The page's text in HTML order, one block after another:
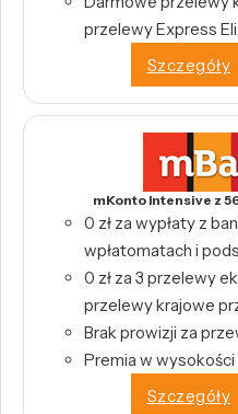
przelewy Express
Szczegóły
mKonto Intensive z
0 zł za wypłaty z
wpłatomatach i
0 zł za 3 przelewy
przelewy krajowe
Brak prowizji za
Premia w
Szczegóły